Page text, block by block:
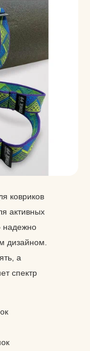
ковриков
активных
надежно
дизайном.
а
спектр